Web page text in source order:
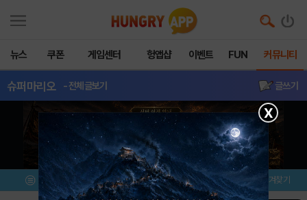
뉴스 쿠폰 게임센터 헝앱샵 이벤트 FUN 커뮤니티
슈퍼마리오 - 전체글보기 글쓰기
메뉴 이벤트/미션 설치/평가 즐겨찾기
X